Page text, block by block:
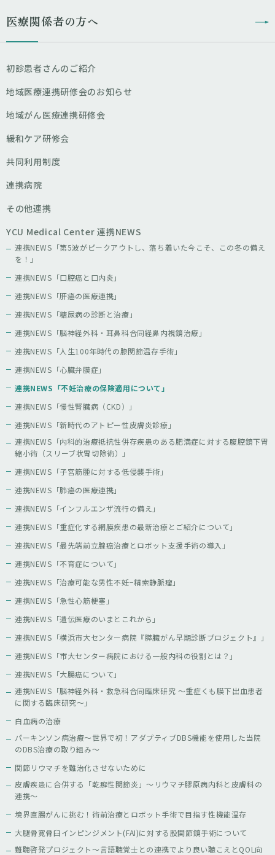
医療関係者の方へ
初診患者さんのご紹介
地域医療連携研修会のお知らせ
地域がん医療連携研修会
緩和ケア研修会
共同利用制度
連携病院
その他連携
YCU Medical Center 連携NEWS
連携NEWS「第5波がピークアウトし、落ち着いた今こそ、この冬の備え
を！」
連携NEWS「口腔癌と口内炎」
連携NEWS「肝癌の医療連携」
連携NEWS「糖尿病の診断と治療」
連携NEWS「脳神経外科・耳鼻科合同経鼻内視鏡治療」
連携NEWS「人生100年時代の膝関節温存手術」
連携NEWS「心臓弁膜症」
連携NEWS「不妊治療の保険適用について」
連携NEWS「慢性腎臓病（CKD）」
連携NEWS「新時代のアトピー性皮膚炎診療」
連携NEWS「内科的治療抵抗性併存疾患のある肥満症に対する腹腔鏡下胃
縮小術（スリーブ状胃切除術）」
連携NEWS「子宮筋腫に対する低侵襲手術」
連携NEWS「肺癌の医療連携」
連携NEWS「インフルエンザ流行の備え」
連携NEWS「重症化する網膜疾患の最新治療とご紹介について」
連携NEWS「最先端前立腺癌治療とロボット支援手術の導入」
連携NEWS「不育症について」
連携NEWS「治療可能な男性不妊−精索静脈瘤」
連携NEWS「急性心筋梗塞」
連携NEWS「遺伝医療のいまとこれから」
連携NEWS「横浜市大センター病院『膵臓がん早期診断プロジェクト』」
連携NEWS「市大センター病院における一般内科の役割とは？」
連携NEWS「大腸癌について」
連携NEWS「脳神経外科・救急科合同臨床研究 〜重症くも膜下出血患者
に関する臨床研究〜」
白血病の治療
パーキンソン病治療〜世界で初！アダプティブDBS機能を使用した当院
のDBS治療の取り組み〜
関節リウマチを難治化させないために
皮膚疾患に合併する「乾癬性関節炎」～リウマチ膠原病内科と皮膚科の
連携～
境界直腸がんに挑む！術前治療とロボット手術で目指す性機能温存
大腿骨寛骨臼インピンジメント(FAI)に対する股関節鏡手術について
難聴啓発プロジェクト～言語聴覚士との連携でより良い聴こえとQOL向